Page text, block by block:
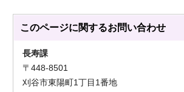
このページに関するお問い合わせ
長寿課
〒448-8501
刈谷市東陽町1丁目1番地